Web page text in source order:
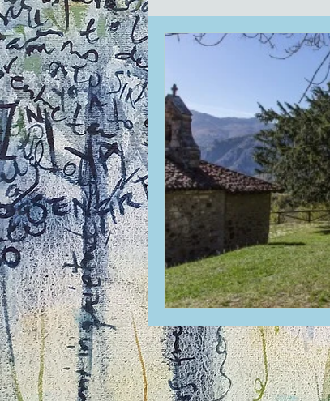
La ventana BocArtes y
Asociación d'Escritores d'Asturies
Una mitología Universidad
Día Mundial de la Poesía
Vengo del norte